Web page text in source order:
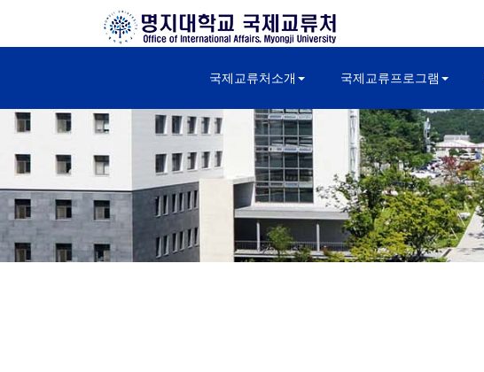
국제교류처소개 국제교류프로그램